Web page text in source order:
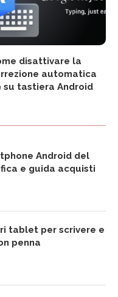
disattivare la
automatica
su tastiera Android
Android del
e guida acquisti
tablet per scrivere e
penna